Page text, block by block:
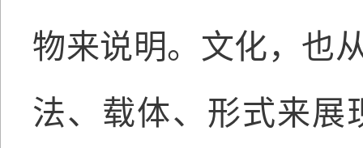
物来说明。文化，也
法、载体、形式来展